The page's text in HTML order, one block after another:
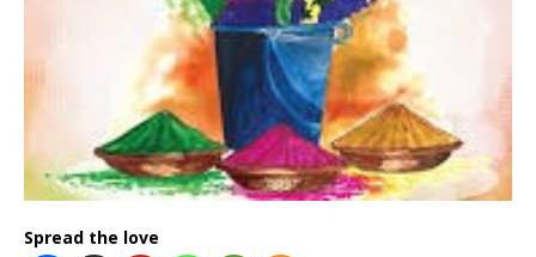
Spread the love